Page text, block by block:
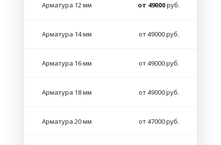
Арматура 12 мм от 49000руб.
Арматура 14 мм от 49000 руб.
Арматура 16 мм от 49000 руб.
Арматура 18 мм от 49000 руб.
Арматура 20 мм от 47000 руб.